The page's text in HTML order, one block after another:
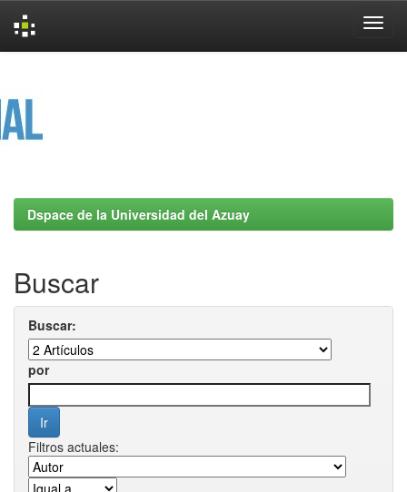
Dspace de la Universidad del Azuay
Buscar
Buscar:
por
Filtros actuales: